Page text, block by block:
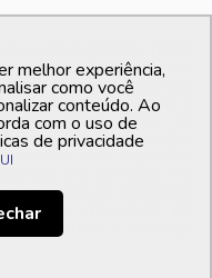
Elas são ideais para
legumes, saladas,
forma que facilita a
Além disso, as
para cozinhar pratos
uma superfície
em camadas. Na
tipos de travessas
medidor
melhor experiência,
como você
conteúdo. Ao
com o uso de
de privacidade